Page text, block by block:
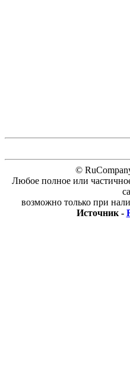
©
Любое полное или
возможно только при
Источник -